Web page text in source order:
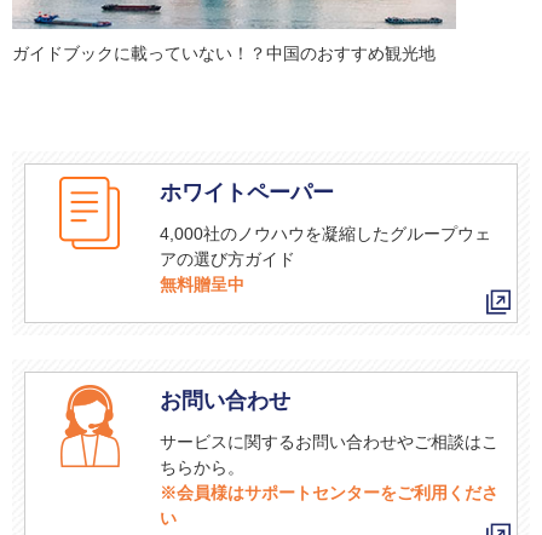
ガイドブックに載っていない！？中国のおすすめ観光地
ホワイトペーパー
4,000社のノウハウを凝縮したグループウェ
アの選び方ガイド
無料贈呈中
お問い合わせ
サービスに関するお問い合わせやご相談はこ
ちらから。
※会員様はサポートセンターをご利用くださ
い